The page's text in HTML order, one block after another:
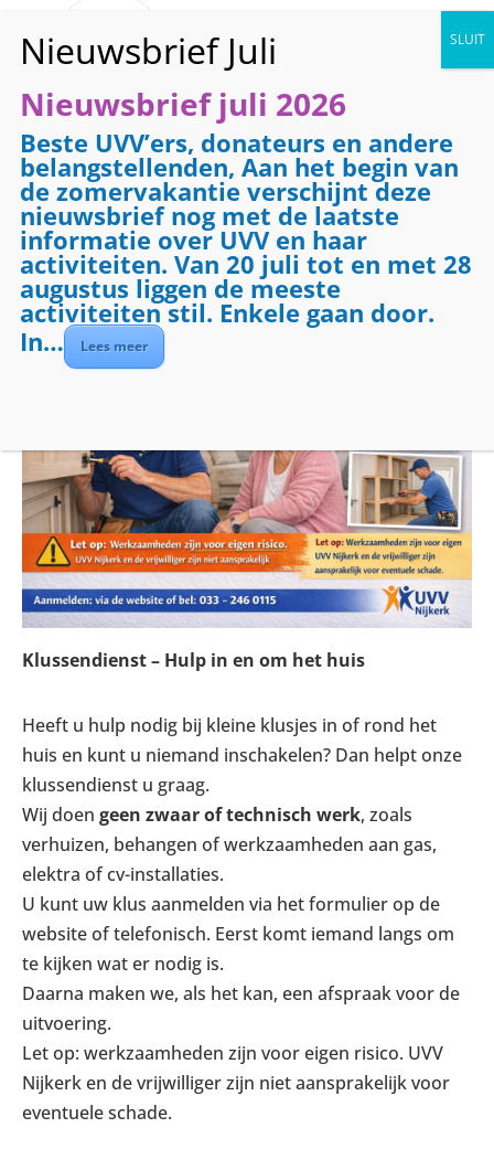
« Alle Evenementen
Evenementenreeks:Klussendienst
Klussendienst
28 januari 2027 @ 09:00-17:00
Klussendienst – Hulp in en om het huis
Heeft u hulp nodig bij kleine klusjes in of rond het
huis en kunt u niemand inschakelen? Dan helpt onze
klussendienst u graag.
Wij doen geen zwaar of technisch werk, zoals
verhuizen, behangen of werkzaamheden aan gas,
elektra of cv-installaties.
U kunt uw klus aanmelden via het formulier op de
website of telefonisch. Eerst komt iemand langs om
te kijken wat er nodig is.
Daarna maken we, als het kan, een afspraak voor de
uitvoering.
Let op: werkzaamheden zijn voor eigen risico. UVV
Nijkerk en de vrijwilliger zijn niet aansprakelijk voor
eventuele schade.
Nieuwsbrief juli 2026
Beste UVV’ers, donateurs en andere
belangstellenden, Aan het begin van
de zomervakantie verschijnt deze
nieuwsbrief nog met de laatste
informatie over UVV en haar
activiteiten. Van 20 juli tot en met 28
augustus liggen de meeste
activiteiten stil. Enkele gaan door.
In…
Lees meer